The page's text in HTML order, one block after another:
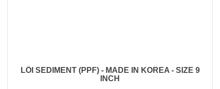
LÕI SEDIMENT (PPF) - MADE IN KOREA - SIZE 9
INCH